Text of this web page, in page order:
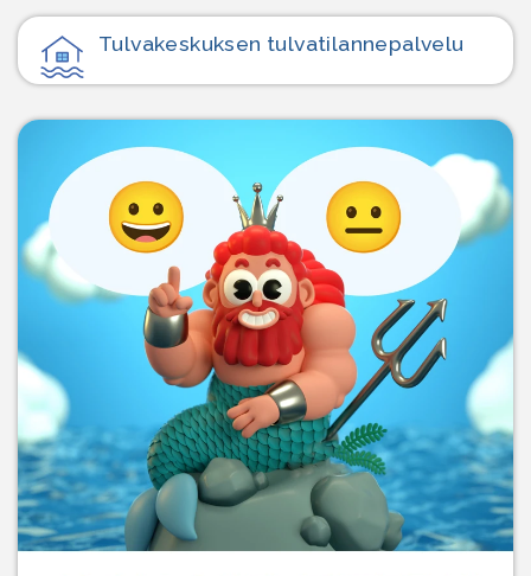
Tulvakeskuksen tulvatilanne­palvelu